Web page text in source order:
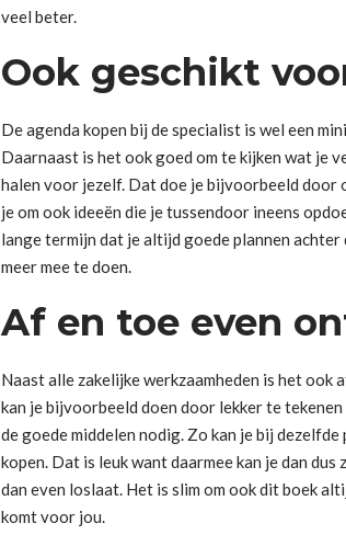
veel beter.
Ook geschikt
De agenda kopen bij de specialist is wel een
Daarnaast is het ook goed om te kijken wat je
halen voor jezelf. Dat doe je bijvoorbeeld door
je om ook ideeën die je tussendoor ineens
lange termijn dat je altijd goede plannen achter
meer mee te doen.
Af en toe even
Naast alle zakelijke werkzaamheden is het
kan je bijvoorbeeld doen door lekker te
de goede middelen nodig. Zo kan je bij
kopen. Dat is leuk want daarmee kan je dan
dan even loslaat. Het is slim om ook dit boek
komt voor jou.